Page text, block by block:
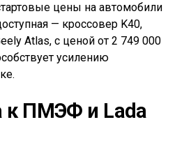
цены на автомобили
— кроссовер K40,
Atlas, с ценой от 2 749 000
усилению
к ПМЭФ и Lada